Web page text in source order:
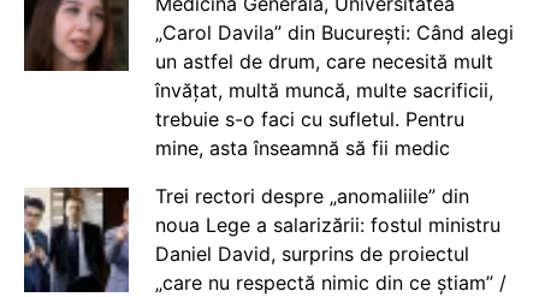
„Carol Davila” din București: Când alegi
un astfel de drum, care necesită mult
învățat, multă muncă, multe sacrificii,
trebuie s-o faci cu sufletul. Pentru
mine, asta înseamnă să fii medic
Trei rectori despre „anomaliile” din
noua Lege a salarizării: fostul ministru
Daniel David, surprins de proiectul
„care nu respectă nimic din ce știam” /